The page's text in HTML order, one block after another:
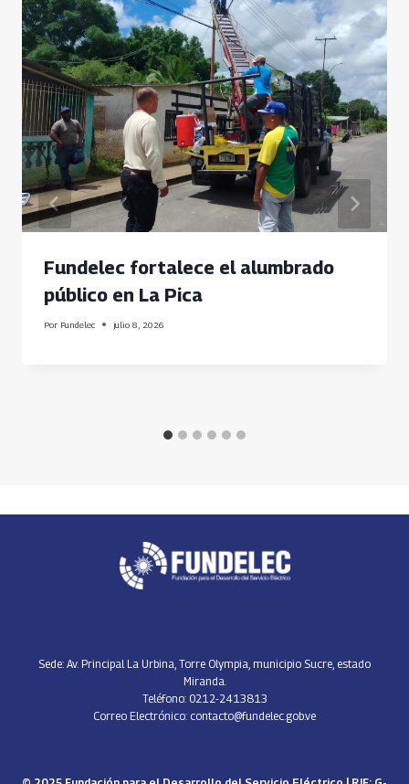
Fundelec fortalece el alumbrado
público en La Pica
Por Fundelec julio 8, 2026
Sede: Av. Principal La Urbina, Torre Olympia, municipio Sucre, estado
Miranda.
Teléfono: 0212-2413813
Correo Electrónico: contacto@fundelec.gob.ve